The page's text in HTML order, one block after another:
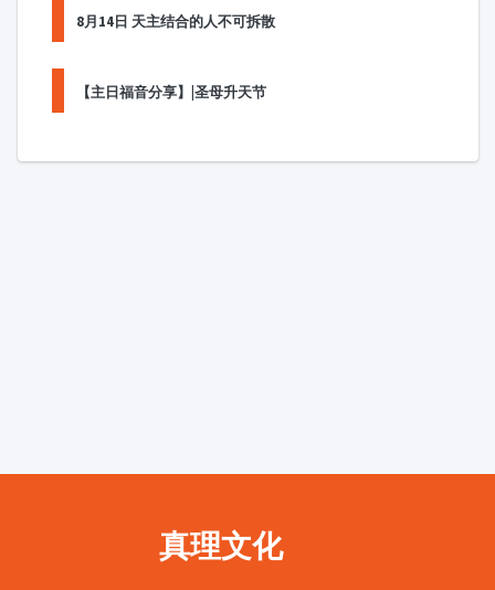
8月14日 天主结合的人不可拆散
【主日福音分享】|圣母升天节
真理文化